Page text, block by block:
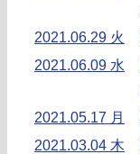
2021.06.29 火
2021.06.09 水
2021.05.17 月
2021.03.04 木